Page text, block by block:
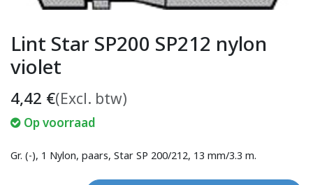
Lint Star SP200 SP212 nylon
violet
4,42 €(Excl. btw)
Op voorraad
Gr. (-), 1 Nylon, paars, Star SP 200/212, 13 mm/3.3 m.